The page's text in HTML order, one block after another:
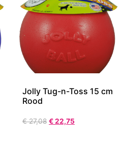
Jolly Tug-n-Toss 15 cm
Rood
€27,08 €22,75